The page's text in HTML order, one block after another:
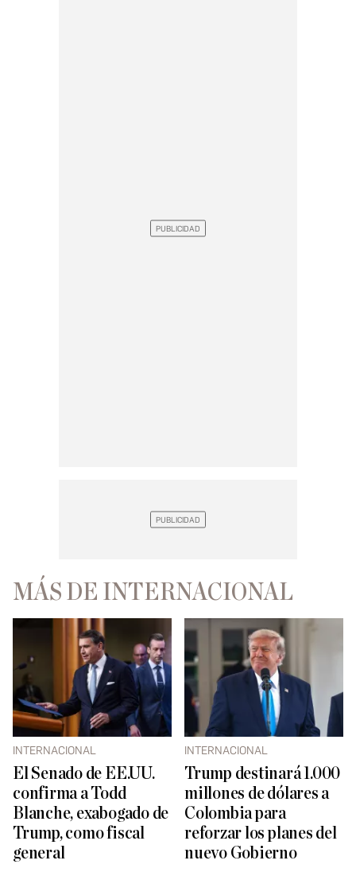
MÁS DE INTERNACIONAL
INTERNACIONAL
El Senado de EE.UU.
confirma a Todd
Blanche, exabogado de
Trump, como fiscal
general
INTERNACIONAL
Trump destinará 1.000
millones de dólares a
Colombia para
reforzar los planes del
nuevo Gobierno